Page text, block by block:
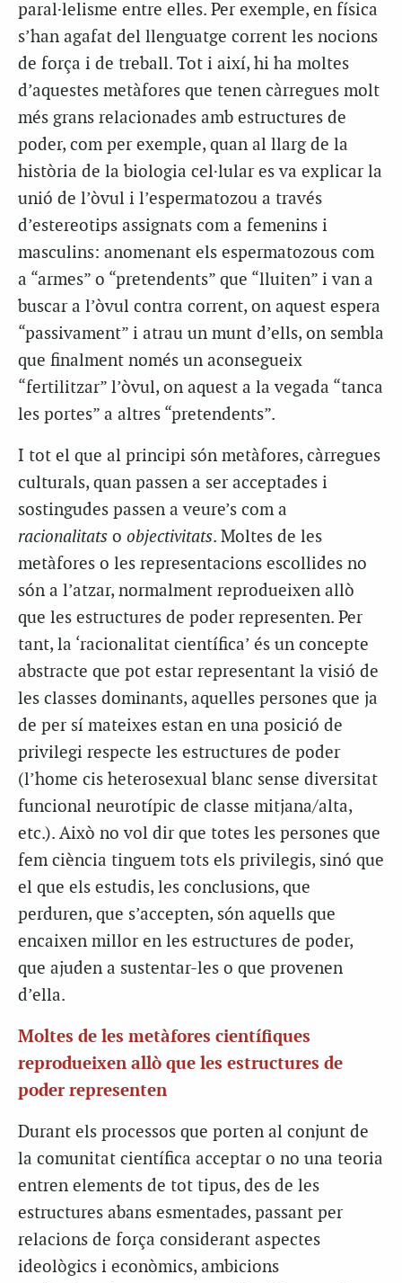
paral·lelisme entre elles. Per exemple, en física
s’han agafat del llenguatge corrent les nocions
de força i de treball. Tot i així, hi ha moltes
d’aquestes metàfores que tenen càrregues molt
més grans relacionades amb estructures de
poder, com per exemple, quan al llarg de la
història de la biologia cel·lular es va explicar la
unió de l’òvul i l’espermatozou a través
d’estereotips assignats com a femenins i
masculins: anomenant els espermatozous com
a “armes” o “pretendents” que “lluiten” i van a
buscar a l’òvul contra corrent, on aquest espera
“passivament” i atrau un munt d’ells, on sembla
que finalment només un aconsegueix
“fertilitzar” l’òvul, on aquest a la vegada “tanca
les portes” a altres “pretendents”.
I tot el que al principi són metàfores, càrregues
culturals, quan passen a ser acceptades i
sostingudes passen a veure’s com a
racionalitats o objectivitats. Moltes de les
metàfores o les representacions escollides no
són a l’atzar, normalment reprodueixen allò
que les estructures de poder representen. Per
tant, la ‘racionalitat científica’ és un concepte
abstracte que pot estar representant la visió de
les classes dominants, aquelles persones que ja
de per sí mateixes estan en una posició de
privilegi respecte les estructures de poder
(l’home cis heterosexual blanc sense diversitat
funcional neurotípic de classe mitjana/alta,
etc.). Això no vol dir que totes les persones que
fem ciència tinguem tots els privilegis, sinó que
el que els estudis, les conclusions, que
perduren, que s’accepten, són aquells que
encaixen millor en les estructures de poder,
que ajuden a sustentar-les o que provenen
d’ella.
Moltes de les metàfores científiques
reprodueixen allò que les estructures de
poder representen
Durant els processos que porten al conjunt de
la comunitat científica acceptar o no una teoria
entren elements de tot tipus, des de les
estructures abans esmentades, passant per
relacions de força considerant aspectes
ideològics i econòmics, ambicions